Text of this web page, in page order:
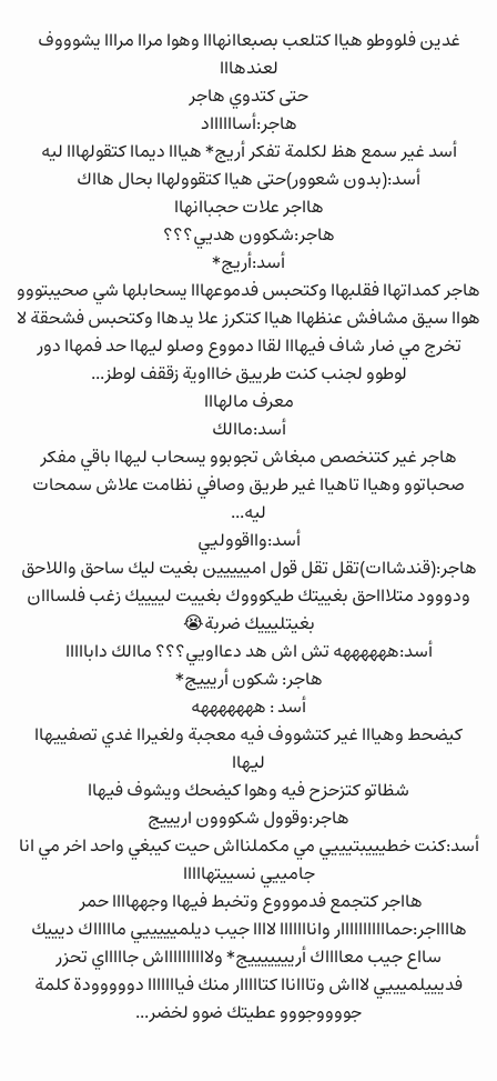
غدين فلووطو هياا كتلعب بصبعاانهااا وهوا مراا مرااا يشوووف
لعندهااا
حتى كتدوي هاجر
هاجر:أسااااااد
أسد غير سمع هظ لكلمة تفكر أريج* هيااا ديماا كتقولهااا ليه
أسد:(بدون شعوور)حتى هياا كتقوولهاا بحال هااك
هااجر علات حجباانهاا
هاجر:شكوون هديي؟؟؟
أسد:أريج*
هاجر كمداتهاا فقلبهاا وكتحبس فدموعهااا يسحابلها شي صحيبتووو
هواا سيق مشافش عنظهاا هياا كتكرز علا يدهاا وكتحبس فشحقة لا
تخرج مي ضار شاف فيهااا لقاا دمووع وصلو ليهاا حد فمهاا دور
لوطوو لجنب كنت طرييق خاااوية زققف لوطز...
معرف مالهااا
أسد:ماالك
هاجر غير كتنخصص مبغاش تجوبوو يسحاب ليهاا باقي مفكر
صحباتوو وهياا تاهياا غير طريق وصافي نظامت علاش سمحات
ليه...
أسد:وااقووليي
هاجر:(قندشاات)تقل تقل قول امييييين بغيت ليك ساحق واللاحق
ودووود متلاااحق بغييتك طيكوووك بغييت لييييك زغب فلسااان
بغيتليييك ضربة😭
أسد:ههههههه تش اش هد دعااويي؟؟؟ ماالك دابااااا
هاجر: شكون أريييج*
أسد : هههههههه
كيضحط وهيااا غير كتشووف فيه معجبة ولغيراا غدي تصفييهاا
ليهاا
شظاتو كتزحزح فيه وهوا كيضحك ويشوف فيهاا
هاجر:وقوول شكووون اريييج
أسد:كنت خطيييبتيييي مي مكملنااش حيت كيبغي واحد اخر مي انا
جامييي نسييتهااااا
هااجر كتجمع فدموووع وتخبط فيهاا وجههاااا حمر
هااااجر:حمااااااااااار وانااااااا لاااا جيب ديلميييييي ماااااك ديييك
سااع جيب معااااك أريييييييج* ولااااااااااش جاااااي تحزر
فديييلميييي لاااش وتاااناا كتااااار منك فيااااااا دووووودة كلمة
جووووجووو عطيتك ضوو لخضر...